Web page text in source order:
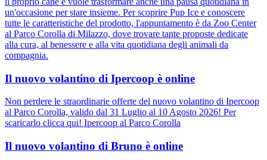
un'occasione per stare insieme. Per scoprire Pup Ice e conoscere
tutte le caratteristiche del prodotto, l'appuntamento è da Zoo Center
al Parco Corolla di Milazzo, dove trovare tante proposte dedicate
alla cura, al benessere e alla vita quotidiana degli animali da
compagnia.
Il nuovo volantino di Ipercoop è online
Non perdere le straordinarie offerte del nuovo volantino di Ipercoop
al Parco Corolla, valido dal 31 Luglio al 10 Agosto 2026! Per
scaricarlo clicca qui! Ipercoop al Parco Corolla
Il nuovo volantino di Bruno è online